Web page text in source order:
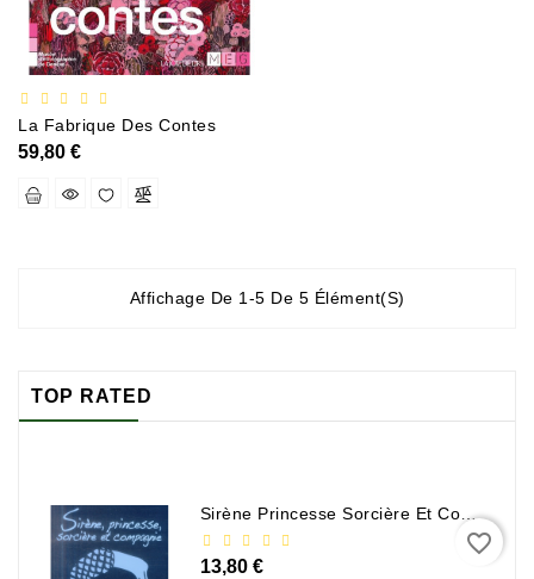
Sciences
Humaines
Et
Sociales
Et
Loisirs
Contactez-
La Fabrique Des Contes
59,80 €
Affichage De 1-5 De 5 Élément(s)
TOP RATED
Sirène Princesse Sorcière Et Compagnie
13,80 €
favorite_border